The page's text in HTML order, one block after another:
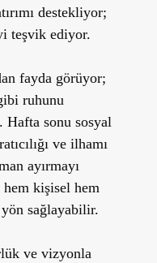
destekliyor;
teşvik ediyor.
fayda görüyor;
ruhunu
Hafta sonu sosyal
ve ilhamı
ayırmayı
kişisel hem
sağlayabilir.
ve vizyonla